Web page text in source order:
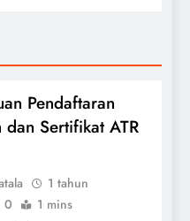
Pendaftaran
dan Sertifikat ATR
1 tahun
0 1 mins